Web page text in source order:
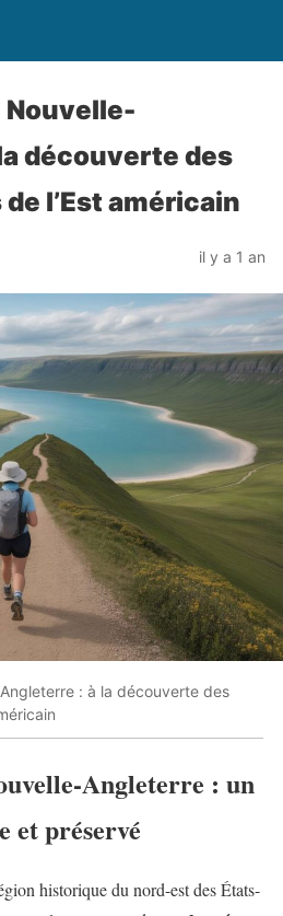
Nouvelle-
découverte des
l’Est américain
il y a 1 an
: à la découverte des
Angleterre : un
et préservé
historique du nord-est des États-